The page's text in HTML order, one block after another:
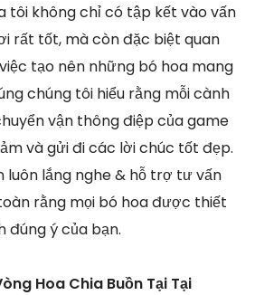
tôi không chỉ có tập kết vào vấn
rất tốt, mà còn đặc biệt quan
tạo nên những bó hoa mang
chúng tôi hiểu rằng mỗi cành
vận thông điệp của game
và gửi đi các lời chúc tốt đẹp.
luôn lắng nghe & hỗ trợ tư vấn
rằng mọi bó hoa được thiết
đúng ý của bạn.
Hoa Chia Buồn Tại Tại